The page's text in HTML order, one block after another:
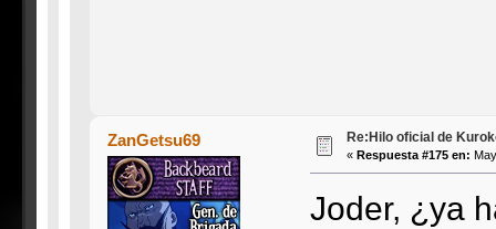
ZanGetsu69 Re:Hilo oficial de
« Respuesta #175 en:
Joder, ¿ya